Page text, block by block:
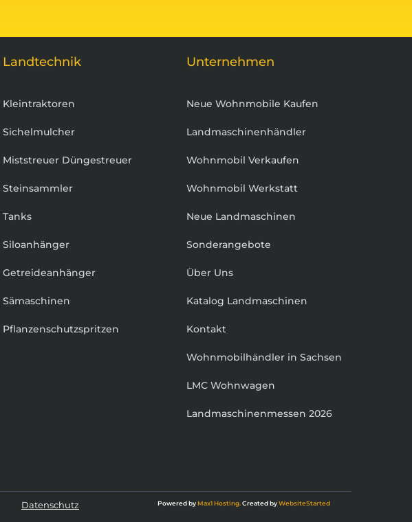
Landtechnik
Kleintraktoren
Sichelmulcher
Miststreuer Düngestreuer
Steinsammler
Tanks
Siloanhänger
Getreideanhänger
Sämaschinen
Pflanzenschutzspritzen
Unternehmen
Neue Wohnmobile Kaufen
Landmaschinenhändler
Wohnmobil Verkaufen
Wohnmobil Werkstatt
Neue Landmaschinen
Sonderangebote
Über Uns
Katalog Landmaschinen
Kontakt
Wohnmobilhändler in Sachsen
LMC Wohnwagen
Landmaschinenmessen 2026
Datenschutz Powered byMax1 Hosting.Created byWebsiteStarted